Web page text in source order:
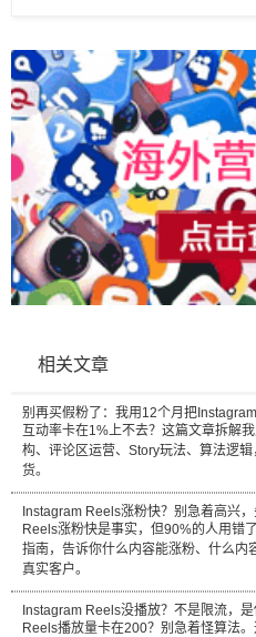
相关文章
别再买假粉了：我用12个月把
互动率卡在1%上不去？这篇文章拆解
构、评论区运营、Story玩法、算法逻
货。
Instagram Reels涨粉快？别急着高兴
Reels涨粉快是事实，但90%的人用错
指南，告诉你什么内容能涨粉、什么
真实客户。
Instagram Reels没播放？不是限流，
Reels播放量卡在200？别急着怪算法